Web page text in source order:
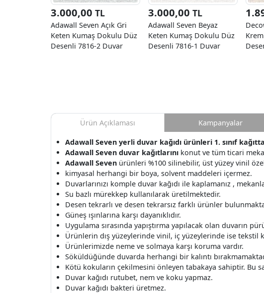
3.000,00 TL
Adawall Seven Açık Gri
Keten Kumaş Dokulu Düz
Desenli 7816-2 Duvar
3.000,00 TL
Adawall Seven Beyaz
Keten Kumaş Dokulu Düz
Desenli 7816-1 Duvar
Ürün Açıklaması
Adawall Seven yerli duvar kağıdı ürünleri 1. sınıf
Adawall Seven duvar kağıtlarını konut ve tüm ticari
Adawall Seven ürünleri %100 silinebilir, üst yüzey vinil
kimyasal herhangi bir boya, solvent maddeleri içermez.
Duvarlarınızı komple duvar kağıdı ile kaplamanız ,
Su bazlı mürekkep kullanılarak üretilmektedir.
Desen tekrarlı ve desen tekrarsız farklı ürünler
Güneş ışınlarına karşı dayanıklıdır.
Uygulama sırasında yapıştırma yapılacak olan duvarın
Ürünlerin dış yüzeylerinde vinil, iç yüzeylerinde ise tekstil
Ürünlerimizde neme ve solmaya karşı koruma vardır.
Söküldüğünde duvarda herhangi bir kalıntı
Kötü kokuların çekilmesini önleyen tabakaya sahiptir. Bu
Duvar kağıdı rutubet, nem ve koku yapmaz.
Duvar kağıdı bakteri üretmez.
Kampanyalar